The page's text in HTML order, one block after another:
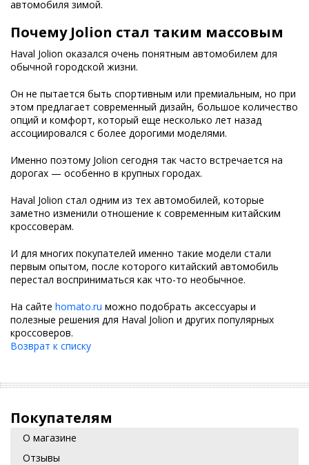
автомобиля зимой.
Почему Jolion стал таким массовым
Haval Jolion оказался очень понятным автомобилем для
обычной городской жизни.
Он не пытается быть спортивным или премиальным, но при
этом предлагает современный дизайн, большое количество
опций и комфорт, который еще несколько лет назад
ассоциировался с более дорогими моделями.
Именно поэтому Jolion сегодня так часто встречается на
дорогах — особенно в крупных городах.
Haval Jolion стал одним из тех автомобилей, которые
заметно изменили отношение к современным китайским
кроссоверам.
И для многих покупателей именно такие модели стали
первым опытом, после которого китайский автомобиль
перестал восприниматься как что-то необычное.
На сайте homato.ru можно подобрать аксессуары и
полезные решения для Haval Jolion и других популярных
кроссоверов.
Возврат к списку
Покупателям
О магазине
Отзывы